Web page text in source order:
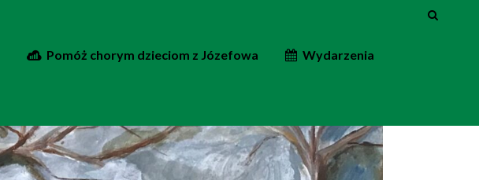
Pomóż chorym dzieciom z Józefowa Wydarzenia